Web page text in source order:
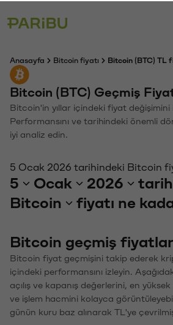
Anasayfa Bitcoin fiyatı Bitcoin (BTC) TL
Bitcoin (BTC) Geçmiş
Bitcoin'in yıllar içindeki fiyat değişimini
Performansını ve tarihindeki önemli
iyi analiz edin.
5 Ocak 2026 tarihindeki Bitcoin
5 Ocak 2026
Bitcoin
fiyatı ne
Bitcoin geçmiş
Bitcoin fiyat geçmişini takip ederek
içindeki performansını izleyin.
açılış ve kapanış değerlerini, en
ve işlem hacmini kolayca
günün kuru baz alınarak TL'ye